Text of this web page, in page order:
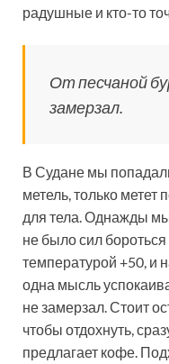
радушные и кто-то
От песчаной
замерзал.
В Судане мы
метель, только метет
для тела. Однажды
не было сил
температурой +50, и
одна мысль
не замерзал. Стоит
чтобы отдохнуть,
предлагает кофе.